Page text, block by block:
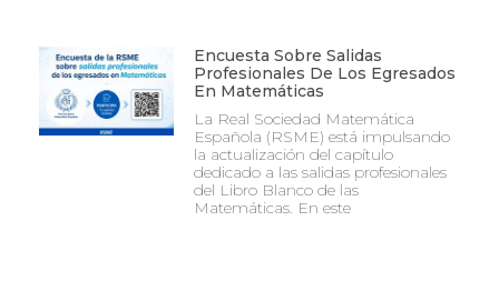
Encuesta Sobre Salidas
Profesionales De Los Egresados
En Matemáticas
La Real Sociedad Matemática
Española (RSME) está impulsando
la actualización del capítulo
dedicado a las salidas profesionales
del Libro Blanco de las
Matemáticas. En este